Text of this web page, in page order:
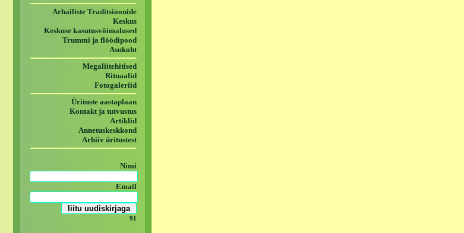
Arhailiste Traditsioonide
Keskus
Keskuse kasutusvõimalused
Trummi ja flöödipood
Asukoht
Megaliitehitised
Rituaalid
Fotogaleriid
Ürituste aastaplaan
Kontakt ja tutvustus
Artiklid
Annetuskeskkond
Arhiiv üritustest
Nimi
Email
91